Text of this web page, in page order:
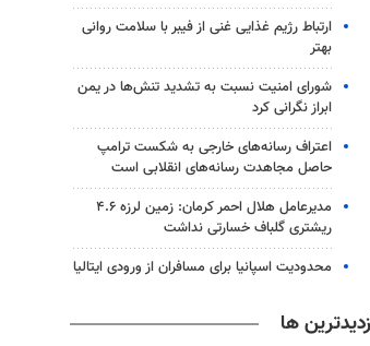
ارتباط رژیم غذایی غنی از فیبر با سلامت روانی
بهتر
شورای امنیت نسبت به تشدید تنش‌ها در یمن
ابراز نگرانی کرد
اعتراف رسانه‌های خارجی به شکست ترامپ
حاصل مجاهدت رسانه‌های انقلابی است
مدیرعامل هلال احمر کرمان: زمین لرزه ۴.۶
ریشتری گلباف خسارتی نداشت
محدودیت اسپانیا برای مسافران از ورودی ایتالیا
ها